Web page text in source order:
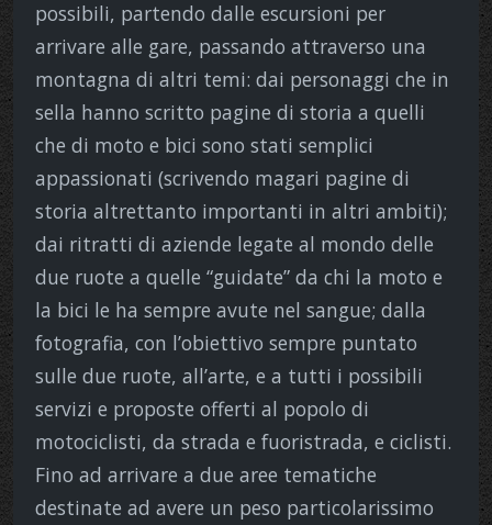
possibili, partendo dalle escursioni per
arrivare alle gare, passando attraverso una
montagna di altri temi: dai personaggi che in
sella hanno scritto pagine di storia a quelli
che di moto e bici sono stati semplici
appassionati (scrivendo magari pagine di
storia altrettanto importanti in altri ambiti);
dai ritratti di aziende legate al mondo delle
due ruote a quelle “guidate” da chi la moto e
la bici le ha sempre avute nel sangue; dalla
fotografia, con l’obiettivo sempre puntato
sulle due ruote, all’arte, e a tutti i possibili
servizi e proposte offerti al popolo di
motociclisti, da strada e fuoristrada, e ciclisti.
Fino ad arrivare a due aree tematiche
destinate ad avere un peso particolarissimo